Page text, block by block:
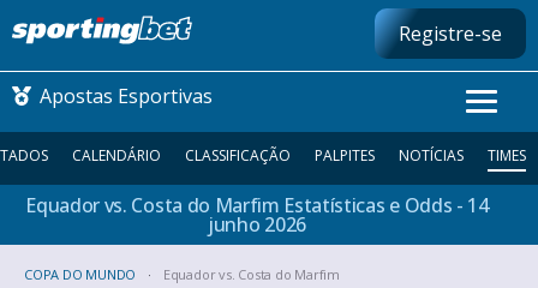
Registre-se
Apostas Esportivas
CONMEBOL LIBERTADORES
FUTEBOL NACIONAL
CALENDÁRIO CLASSIFICAÇÃO PALPITES NOTÍCIAS TIMES
Equador vs. Costa do Marfim Estatísticas e Odds - 14
junho 2026
COPA DO MUNDO Equador vs. Costa do Marfim